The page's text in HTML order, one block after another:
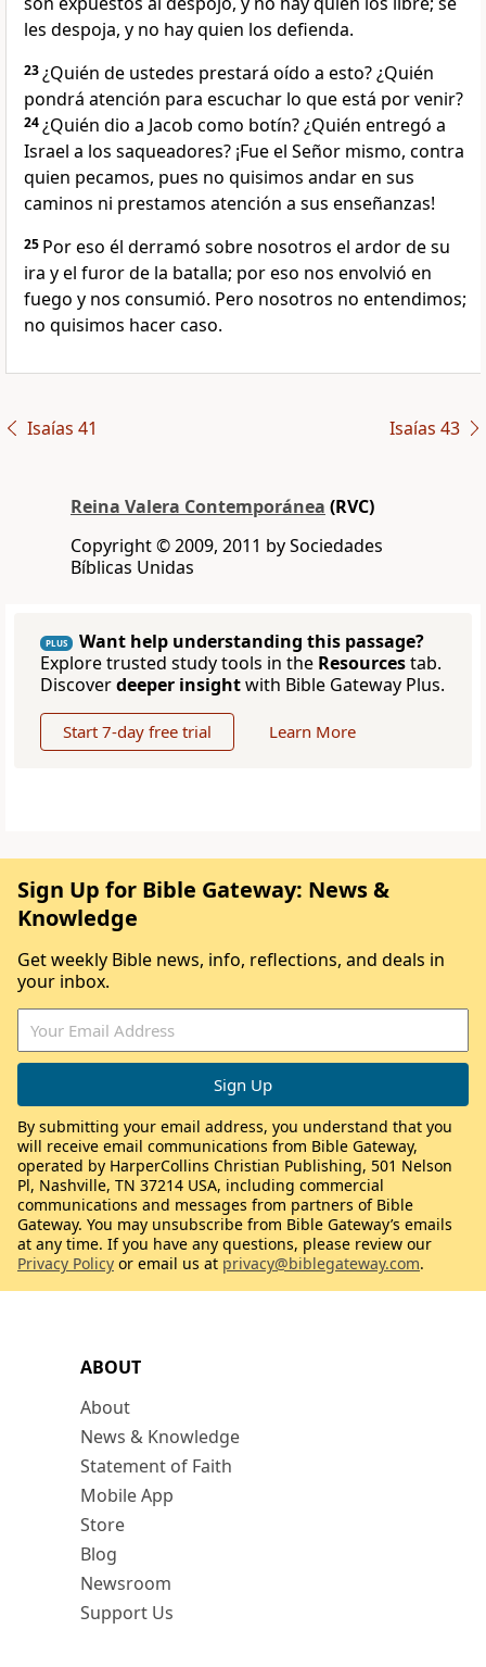
les despoja, y no hay quien los defienda.
23¿Quién de ustedes prestará oído a esto? ¿Quién
pondrá atención para escuchar lo que está por venir?
24¿Quién dio a Jacob como botín? ¿Quién entregó a
Israel a los saqueadores? ¡Fue el Señor mismo, contra
quien pecamos, pues no quisimos andar en sus
caminos ni prestamos atención a sus enseñanzas!
25 Por eso él derramó sobre nosotros el ardor de su
ira y el furor de la batalla; por eso nos envolvió en
fuego y nos consumió. Pero nosotros no entendimos;
no quisimos hacer caso.
Isaías 41 Isaías 43
Reina Valera Contemporánea (RVC)
Copyright © 2009, 2011 by Sociedades
Bíblicas Unidas
PLUS
Want help understanding this passage?
Explore trusted study tools in the Resourcestab.
Discoverdeeper insightwith Bible Gateway Plus.
Start 7-day free trial Learn More
ABOUT
About
News & Knowledge
Statement of Faith
Mobile App
Store
Blog
Newsroom
Support Us
Sign Up for Bible Gateway: News &
Knowledge
Get weekly Bible news, info, reflections, and deals in
your inbox.
By submitting your email address, you understand that you
will receive email communications from Bible Gateway,
operated by HarperCollins Christian Publishing, 501 Nelson
Pl, Nashville, TN 37214 USA, including commercial
communications and messages from partners of Bible
Gateway. You may unsubscribe from Bible Gateway’s emails
at any time. If you have any questions, please review our
Privacy Policy or email us at privacy@biblegateway.com.